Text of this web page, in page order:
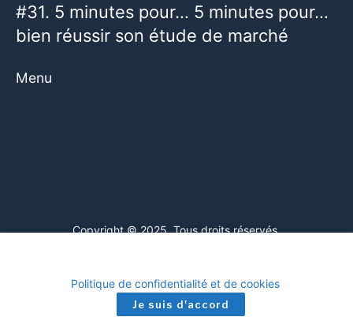
Politique de confidentialité et de cookies.
Je suis d'accord
#31. 5 minutes pour… 5 minutes pour…
bien réussir son étude de marché
Menu
Copyright © 2025. Tous droits réservés.